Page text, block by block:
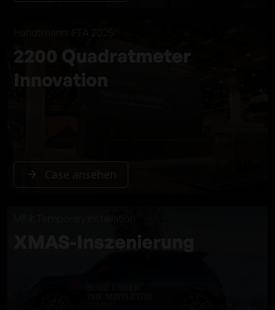
Handtmann: IFFA 2025
2200 Quadratmeter
Innovation
XMAS-Inszenierung